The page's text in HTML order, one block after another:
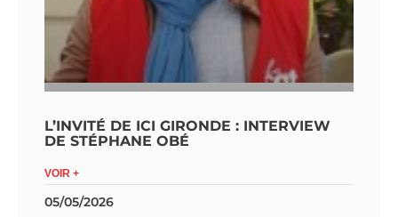
L’INVITÉ DE ICI GIRONDE : INTERVIEW
DE STÉPHANE OBÉ
VOIR +
05/05/2026